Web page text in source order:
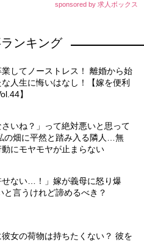
sponsored by 求人ボックス
ンキング
してノーストレス！ 離婚から始
人生に悔いはなし！【嫁を便利
】
さいね？」って絶対悪いと思って
の畑に平然と踏み入る隣人…無
にモヤモヤが止まらない
せない…！」嫁が義母に怒り爆
と言うけれど諦めるべき？
女の荷物は持ちたくない？ 彼を